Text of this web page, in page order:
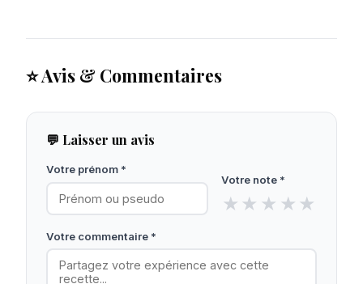
⭐ Avis & Commentaires
💬 Laisser un avis
Votre prénom *
Votre note *
★ ★ ★ ★ ★
Votre commentaire *